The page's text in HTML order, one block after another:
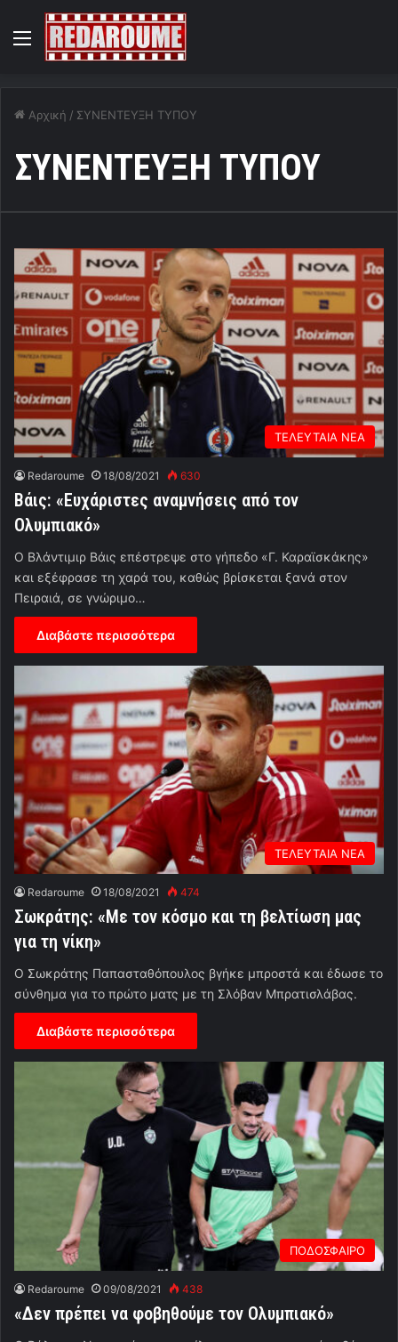
Menu
Αρχική / ΣΥΝΕΝΤΕΥΞΗ ΤΥΠΟΥ
ΣΥΝΕΝΤΕΥΞΗ ΤΥΠΟΥ
ΤΕΛΕΥΤΑΙΑ ΝΕΑ
Redaroume 18/08/2021 630
Βάις: «Ευχάριστες αναμνήσεις από τον
Ολυμπιακό»
Ο Βλάντιμιρ Βάις επέστρεψε στο γήπεδο «Γ. Καραϊσκάκης»
και εξέφρασε τη χαρά του, καθώς βρίσκεται ξανά στον
Πειραιά, σε γνώριμο…
Διαβάστε περισσότερα
ΤΕΛΕΥΤΑΙΑ ΝΕΑ
Redaroume 18/08/2021 474
Σωκράτης: «Με τον κόσμο και τη βελτίωση μας
για τη νίκη»
Ο Σωκράτης Παπασταθόπουλος βγήκε μπροστά και έδωσε το
σύνθημα για το πρώτο ματς με τη Σλόβαν Μπρατισλάβας.
Διαβάστε περισσότερα
ΠΟΔΟΣΦΑΙΡΟ
Redaroume 09/08/2021 438
«Δεν πρέπει να φοβηθούμε τον Ολυμπιακό»